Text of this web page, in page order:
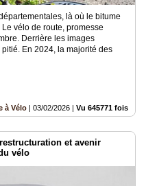
là où le bitume
vélo de route, promesse
Derrière les images
En 2024, la majorité des
à Vélo | 03/02/2026 | Vu 645771 fois
et avenir
vélo